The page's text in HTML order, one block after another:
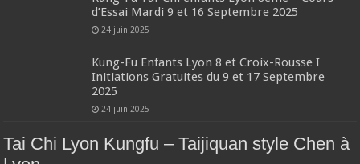
d’Essai Mardi 9 et 16 Septembre 2025
24 juin 2025
Kung-Fu Enfants Lyon 8 et Croix-Rousse I
Initiations Gratuites du 9 et 17 Septembre
2025
24 juin 2025
Tai Chi Lyon Kungfu – Taijiquan style Chen à